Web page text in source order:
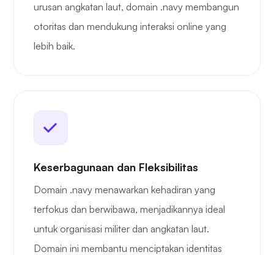
urusan angkatan laut, domain .navy membangun
otoritas dan mendukung interaksi online yang
lebih baik.
Keserbagunaan dan Fleksibilitas
Domain .navy menawarkan kehadiran yang
terfokus dan berwibawa, menjadikannya ideal
untuk organisasi militer dan angkatan laut.
Domain ini membantu menciptakan identitas